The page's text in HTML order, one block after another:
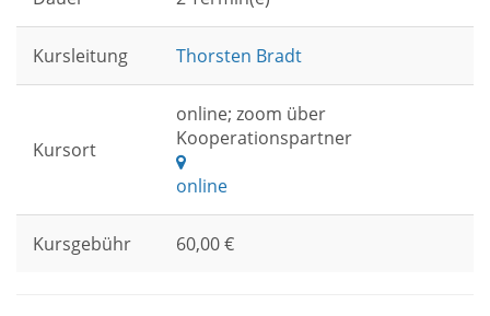
Kursleitung Thorsten Bradt
Kursort
online; zoom über
Kooperationspartner
online
Kursgebühr 60,00 €